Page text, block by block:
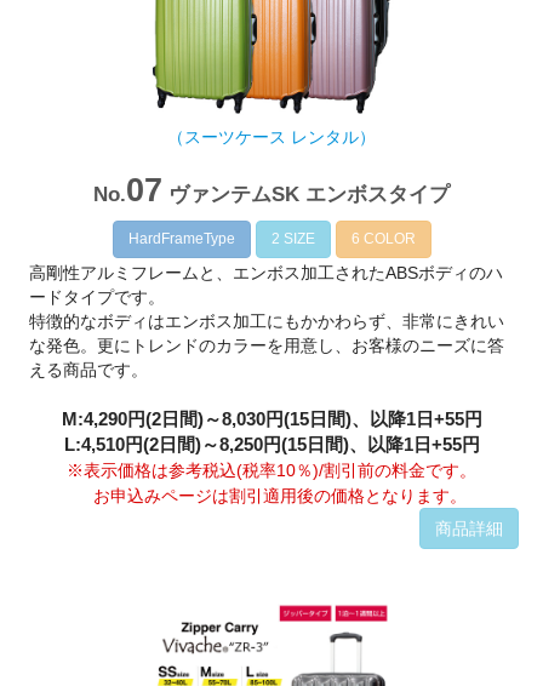
（スーツケース レンタル）
No.07 ヴァンテムSK エンボスタイプ
HardFrameType 2 SIZE 6 COLOR
高剛性アルミフレームと、エンボス加工されたABSボディのハ
ードタイプです。
特徴的なボディはエンボス加工にもかかわらず、非常にきれい
な発色。更にトレンドのカラーを用意し、お客様のニーズに答
える商品です。
M:4,290円(2日間)～8,030円(15日間)、以降1日+55円
L:4,510円(2日間)～8,250円(15日間)、以降1日+55円
※表示価格は参考税込(税率10％)/割引前の料金です。
お申込みページは割引適用後の価格となります。
商品詳細